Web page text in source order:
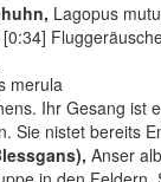
Lagopus
merula
Ihr Gesang ist
Sie nistet bereits
Anser